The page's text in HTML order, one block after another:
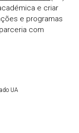
e criar
e programas
com
UA